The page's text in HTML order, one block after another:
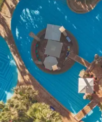
vêtement dont il procède.